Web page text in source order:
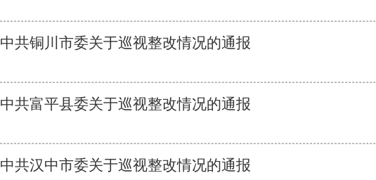
中共铜川市委关于巡视整改情况的通报
中共富平县委关于巡视整改情况的通报
中共汉中市委关于巡视整改情况的通报